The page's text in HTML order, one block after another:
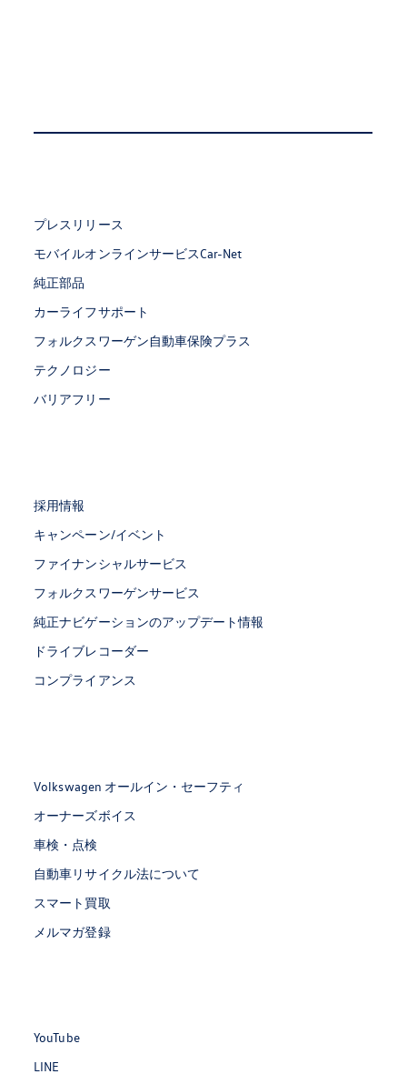
プレスリリース
モバイルオンラインサービスCar-Net
純正部品
カーライフサポート
フォルクスワーゲン自動車保険プラス
テクノロジー
バリアフリー
採用情報
キャンペーン/イベント
ファイナンシャルサービス
フォルクスワーゲンサービス
純正ナビゲーションのアップデート情報
ドライブレコーダー
コンプライアンス
Volkswagen オールイン・セーフティ
オーナーズボイス
車検・点検
自動車リサイクル法について
スマート買取
メルマガ登録
YouTube
LINE